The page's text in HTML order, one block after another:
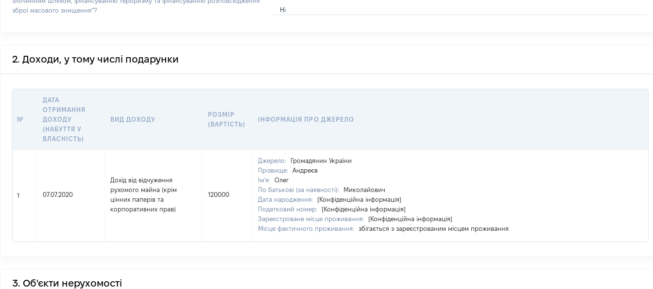
зброї масового знищення”?
Ні
2. Доходи, у тому числі подарунки
№
ДАТА
ОТРИМАННЯ
ДОХОДУ
(НАБУТТЯ У
ВЛАСНІСТЬ)
ВИД ДОХОДУ
РОЗМІР
(ВАРТІСТЬ)
ІНФОРМАЦІЯ ПРО ДЖЕРЕЛО
1 07.07.2020
Дохід від відчуження
рухомого майна (крім
цінних паперів та
корпоративних прав)
120000
Джерело:
Громадянин України
Прізвище:
Андреєв
Ім'я:
Олег
По батькові (за наявності):
Миколайович
Дата народження:
[Конфіденційна інформація]
Податковий номер:
[Конфіденційна інформація]
Зареєстроване місце проживання:
[Конфіденційна інформація]
Місце фактичного проживання:
збігається з зареєстрованим місцем проживання
3. Об'єкти нерухомості